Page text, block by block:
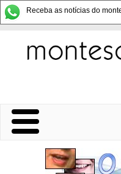
Receba as notícias do